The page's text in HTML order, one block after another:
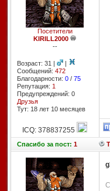
Посетители
KIRILL2000
--
Возраст: 31 |
|
Сообщений: 472
Благодарности: 0/ 75
Репутация: 1
Предупреждений: 0
Друзья
Тут: 18 лет 10 месяцев
ICQ: 378837255
Спасибоза пост: 1